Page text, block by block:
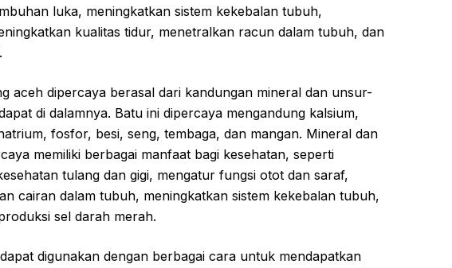
luka, meningkatkan sistem kekebalan tubuh,
kualitas tidur, menetralkan racun dalam tubuh, dan
aceh dipercaya berasal dari kandungan mineral dan unsur-
di dalamnya. Batu ini dipercaya mengandung kalsium,
fosfor, besi, seng, tembaga, dan mangan. Mineral dan
memiliki berbagai manfaat bagi kesehatan, seperti
tulang dan gigi, mengatur fungsi otot dan saraf,
cairan dalam tubuh, meningkatkan sistem kekebalan tubuh,
sel darah merah.
digunakan dengan berbagai cara untuk mendapatkan